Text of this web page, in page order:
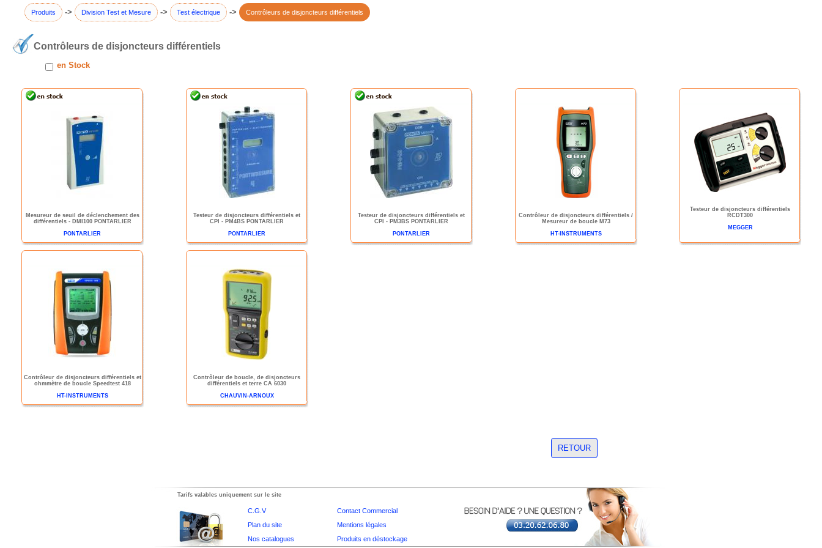
Produits -> Division Test et Mesure -> Test électrique -> Contrôleurs de disjoncteurs différentiels
Contrôleurs de disjoncteurs différentiels
en Stock
Mesureur de seuil de déclenchement des
différentiels - DMI100 PONTARLIER
PONTARLIER
Testeur de disjoncteurs différentiels et
CPI - PM4BS PONTARLIER
PONTARLIER
Testeur de disjoncteurs différentiels et
CPI - PM3BS PONTARLIER
PONTARLIER
Contrôleur de disjoncteurs différentiels /
Mesureur de boucle M73
HT-INSTRUMENTS
Testeur de disjoncteurs différentiels
RCDT300
MEGGER
Contrôleur de disjoncteurs différentiels et
ohmmètre de boucle Speedtest 418
HT-INSTRUMENTS
Contrôleur de boucle, de disjoncteurs
différentiels et terre CA 6030
CHAUVIN-ARNOUX
RETOUR
Tarifs valables uniquement sur le site
C.G.V
Contact Commercial
Plan du site
Mentions légales
Nos catalogues
Produits en déstockage